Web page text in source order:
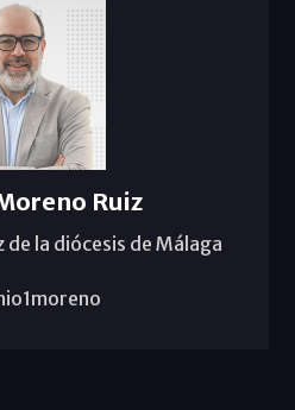
Ruiz
la diócesis de Málaga